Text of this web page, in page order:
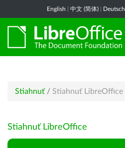
English 中文 (简体) Deutsch
Stiahnuť / Stiahnuť LibreOffice
Stiahnuť LibreOffice